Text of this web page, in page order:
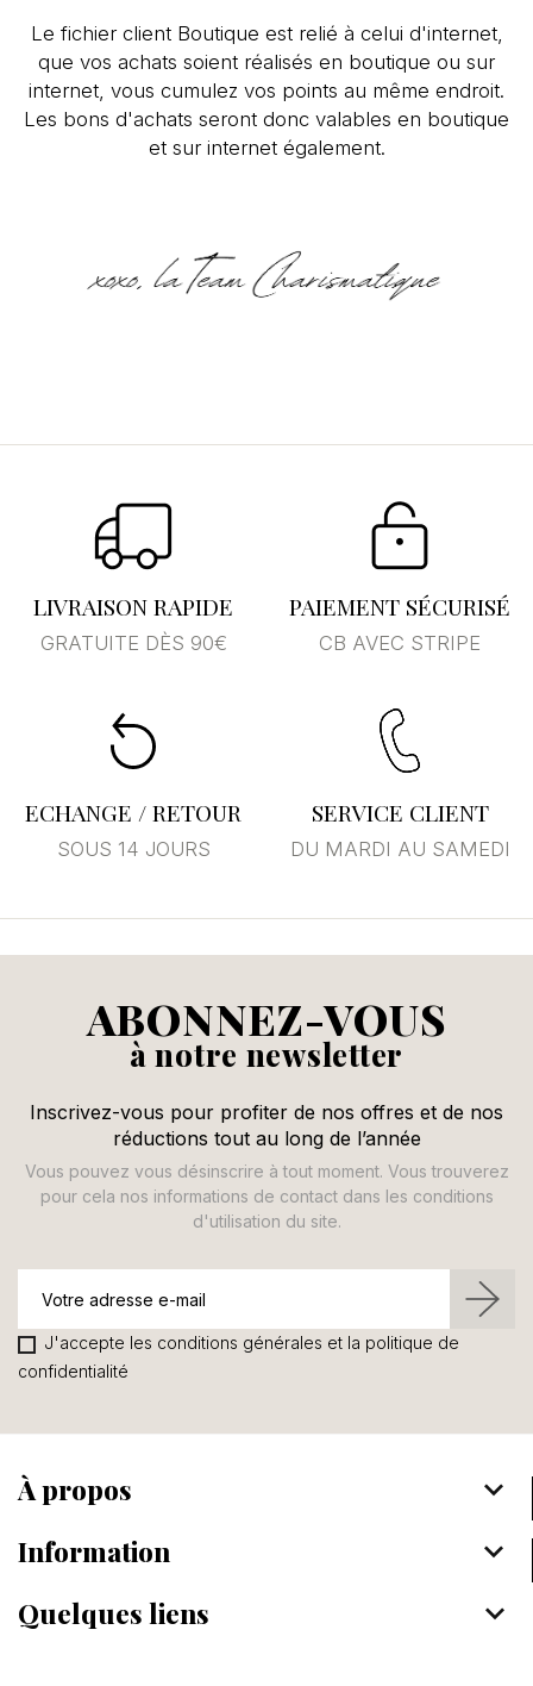
Le fichier client Boutique est relié à celui d'internet,
que vos achats soient réalisés en boutique ou sur
internet, vous cumulez vos points au même endroit.
Les bons d'achats seront donc valables en boutique
et sur internet également.
LIVRAISON RAPIDE
GRATUITE DÈS 90€
PAIEMENT SÉCURISÉ
CB AVEC STRIPE
ECHANGE / RETOUR
SOUS 14 JOURS
SERVICE CLIENT
DU MARDI AU SAMEDI
ABONNEZ-VOUS
à notre newsletter
Inscrivez-vous pour profiter de nos offres et de nos
réductions tout au long de l’année
Vous pouvez vous désinscrire à tout moment. Vous trouverez
pour cela nos informations de contact dans les conditions
d'utilisation du site.
J'accepte les conditions générales et la politique de
confidentialité
À propos keyboard_arrow_down
Information keyboard_arrow_down
Quelques liens keyboard_arrow_down
Vous devez être connecté pour enregistrer des
produits dans votre liste d'envies.